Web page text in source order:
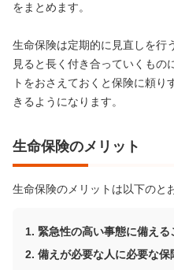
をまとめます。
生命保険は定期的に見直しを行
見ると長く付き合っていくもの
トをおさえておくと保険に頼
きるようになります。
生命保険のメリット
生命保険のメリットは以下のと
緊急性の高い事態に備える
備えが必要な人に必要な保